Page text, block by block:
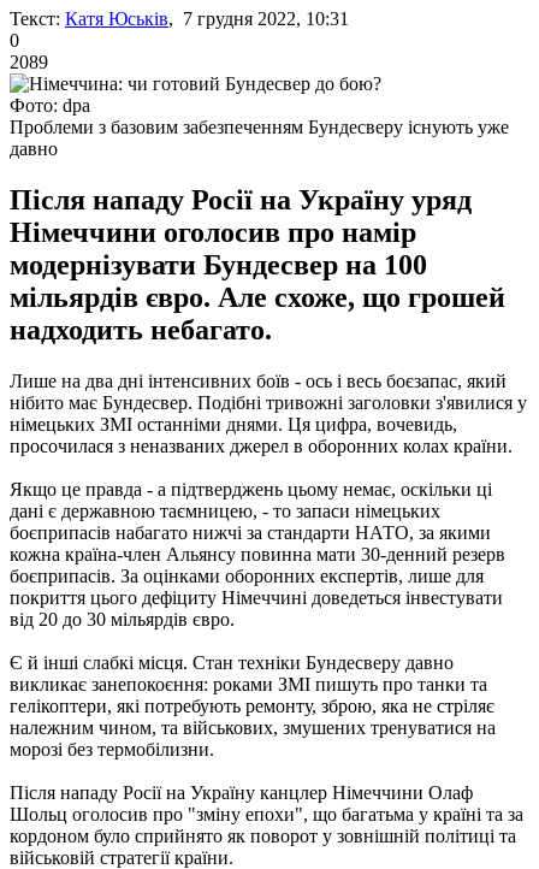
Текст: Катя Юськів, 7 грудня 2022, 10:31
0
2089
Фото: dpa
Проблеми з базовим забезпеченням Бундесверу існують уже
давно
Після нападу Росії на Україну уряд
Німеччини оголосив про намір
модернізувати Бундесвер на 100
мільярдів євро. Але схоже, що грошей
надходить небагато.
Лише на два дні інтенсивних боїв - ось і весь боєзапас, який
нібито має Бундесвер. Подібні тривожні заголовки з'явилися у
німецьких ЗМІ останніми днями. Ця цифра, вочевидь,
просочилася з неназваних джерел в оборонних колах країни.
Якщо це правда - а підтверджень цьому немає, оскільки ці
дані є державною таємницею, - то запаси німецьких
боєприпасів набагато нижчі за стандарти НАТО, за якими
кожна країна-член Альянсу повинна мати 30-денний резерв
боєприпасів. За оцінками оборонних експертів, лише для
покриття цього дефіциту Німеччині доведеться інвестувати
від 20 до 30 мільярдів євро.
Є й інші слабкі місця. Стан техніки Бундесверу давно
викликає занепокоєння: роками ЗМІ пишуть про танки та
гелікоптери, які потребують ремонту, зброю, яка не стріляє
належним чином, та військових, змушених тренуватися на
морозі без термобілизни.
Після нападу Росії на Україну канцлер Німеччини Олаф
Шольц оголосив про "зміну епохи", що багатьма у країні та за
кордоном було сприйнято як поворот у зовнішній політиці та
військовій стратегії країни.